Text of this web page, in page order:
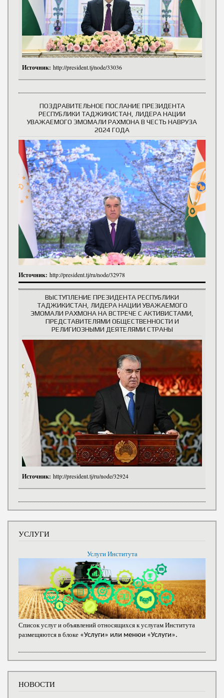
Источник: http://president.tj/node/33036
ПОЗДРАВИТЕЛЬНОЕ ПОСЛАНИЕ ПРЕЗИДЕНТА
РЕСПУБЛИКИ ТАДЖИКИСТАН, ЛИДЕРА НАЦИИ
УВАЖАЕМОГО ЭМОМАЛИ РАХМОНА В ЧЕСТЬ НАВРУЗА
2024 ГОДА
Источник: http://president.tj/ru/node/32978
ВЫСТУПЛЕНИЕ ПРЕЗИДЕНТА РЕСПУБЛИКИ
ТАДЖИКИСТАН, ЛИДЕРА НАЦИИ УВАЖАЕМОГО
ЭМОМАЛИ РАХМОНА НА ВСТРЕЧЕ С АКТИВИСТАМИ,
ПРЕДСТАВИТЕЛЯМИ ОБЩЕСТВЕННОСТИ И
РЕЛИГИОЗНЫМИ ДЕЯТЕЛЯМИ СТРАНЫ
Источник: http://president.tj/ru/node/32924
УСЛУГИ
Услуги Института
Список услуг и объявлений относящихся к услугам Института
размещяются в блоке «Услуги» или менюи «Услуги».
НОВОСТИ